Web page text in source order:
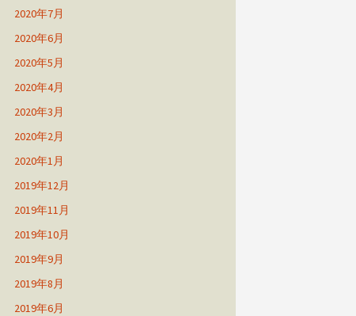
2020年7月
2020年6月
2020年5月
2020年4月
2020年3月
2020年2月
2020年1月
2019年12月
2019年11月
2019年10月
2019年9月
2019年8月
2019年6月